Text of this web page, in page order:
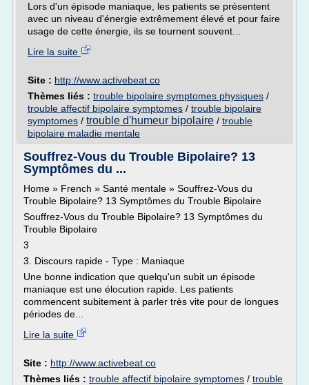
Lors d'un épisode maniaque, les patients se présentent
avec un niveau d'énergie extrêmement élevé et pour faire
usage de cette énergie, ils se tournent souvent...
Lire la suite
Site : http://www.activebeat.co
Thèmes liés : trouble bipolaire symptomes physiques /
trouble affectif bipolaire symptomes / trouble bipolaire
symptomes / trouble d'humeur bipolaire / trouble
bipolaire maladie mentale
Souffrez-Vous du Trouble Bipolaire? 13
Symptômes du ...
Home » French » Santé mentale » Souffrez-Vous du
Trouble Bipolaire? 13 Symptômes du Trouble Bipolaire
Souffrez-Vous du Trouble Bipolaire? 13 Symptômes du
Trouble Bipolaire
3
3. Discours rapide - Type : Maniaque
Une bonne indication que quelqu'un subit un épisode
maniaque est une élocution rapide. Les patients
commencent subitement à parler très vite pour de longues
périodes de...
Lire la suite
Site : http://www.activebeat.co
Thèmes liés : trouble affectif bipolaire symptomes / trouble